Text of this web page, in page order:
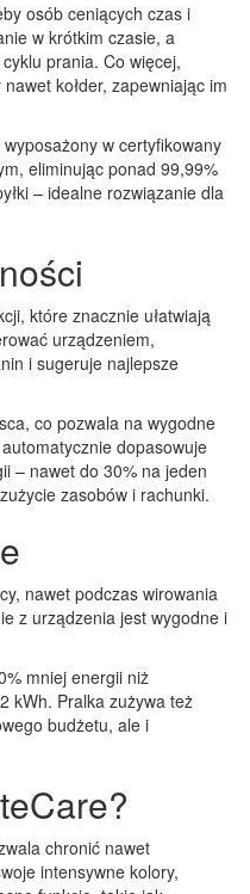
osób ceniących czas i
w krótkim czasie, a
prania. Co więcej,
kołder, zapewniając im
w certyfikowany
eliminując ponad 99,99%
– idealne rozwiązanie dla
które znacznie ułatwiają
urządzeniem,
i sugeruje najlepsze
co pozwala na wygodne
dopasowuje
– nawet do 30% na jeden
zasobów i rachunki.
nawet podczas wirowania
z urządzenia jest wygodne i
mniej energii niż
kWh. Pralka zużywa też
budżetu, ale i
chronić nawet
intensywne kolory,